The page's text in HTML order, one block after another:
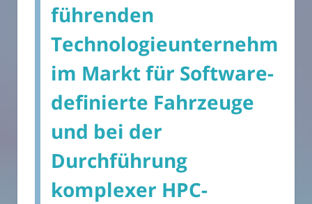
führenden
Technologieunternehmen
im Markt für Software-
definierte Fahrzeuge
und bei der
Durchführung
komplexer HPC-